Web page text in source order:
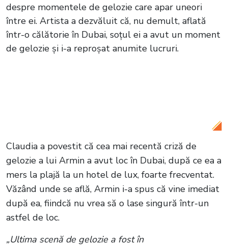
despre momentele de gelozie care apar uneori
între ei. Artista a dezvăluit că, nu demult, aflată
într-o călătorie în Dubai, soțul ei a avut un moment
de gelozie și i-a reproșat anumite lucruri.
Claudia a povestit că cea mai recentă criză de
gelozie a lui Armin a avut loc în Dubai, după ce ea a
mers la plajă la un hotel de lux, foarte frecventat.
Văzând unde se află, Armin i-a spus că vine imediat
după ea, fiindcă nu vrea să o lase singură într-un
astfel de loc.
„Ultima scenă de gelozie a fost în